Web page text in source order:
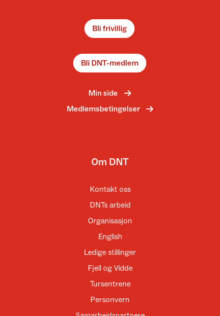
Bli frivillig
Bli DNT-medlem
Min side
Medlemsbetingelser
Om DNT
Kontakt oss
DNTs arbeid
Organisasjon
English
Ledige stillinger
Fjell og Vidde
Tursentrene
Personvern